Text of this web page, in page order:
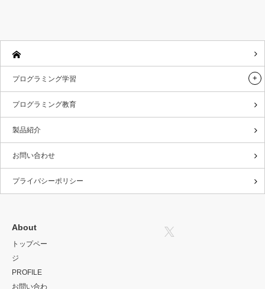
プログラミング学習
プログラミング教育
製品紹介
お問い合わせ
プライバシーポリシー
About
トップペー
ジ
PROFILE
お問い合わ